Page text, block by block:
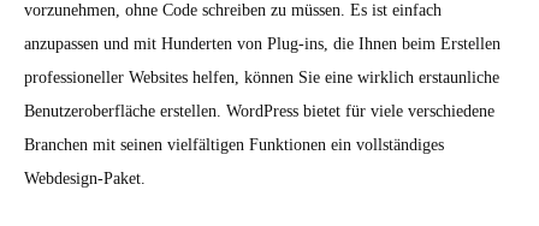
vorzunehmen, ohne Code schreiben zu müssen. Es ist einfach
anzupassen und mit Hunderten von Plug-ins, die Ihnen beim Erstellen
professioneller Websites helfen, können Sie eine wirklich erstaunliche
Benutzeroberfläche erstellen. WordPress bietet für viele verschiedene
Branchen mit seinen vielfältigen Funktionen ein vollständiges
Webdesign-Paket.